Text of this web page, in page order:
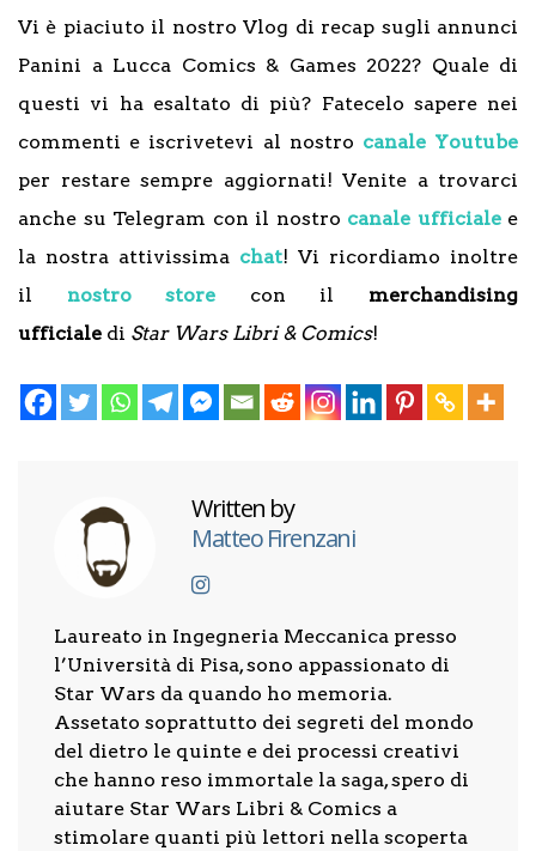
Vi è piaciuto il nostro Vlog di recap sugli annunci
Panini a Lucca Comics & Games 2022? Quale di
questi vi ha esaltato di più? Fatecelo sapere nei
commenti e iscrivetevi al nostro canale Youtube
per restare sempre aggiornati! Venite a trovarci
anche su Telegram con il nostro canale ufficialee
la nostra attivissima chat! Vi ricordiamo inoltre
il nostro store con il merchandising
ufficiale di Star Wars Libri & Comics!
Written by
Matteo Firenzani
Laureato in Ingegneria Meccanica presso
l’Università di Pisa, sono appassionato di
Star Wars da quando ho memoria.
Assetato soprattutto dei segreti del mondo
del dietro le quinte e dei processi creativi
che hanno reso immortale la saga, spero di
aiutare Star Wars Libri & Comics a
stimolare quanti più lettori nella scoperta